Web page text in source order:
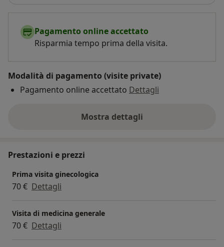
Pagamento online accettato
Risparmia tempo prima della visita.
Modalità di pagamento (visite private)
Pagamento online accettato Dettagli
Mostra dettagli
sull'indirizzo
Prestazioni e prezzi
Prima visita ginecologica
70 € Dettagli
Visita di medicina generale
70 € Dettagli